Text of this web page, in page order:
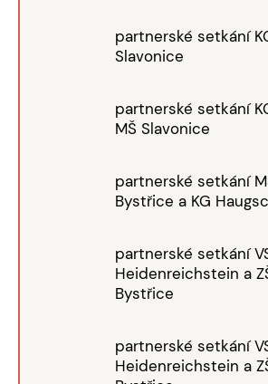
partnerské setkání
Slavonice
partnerské setkání
MŠ Slavonice
partnerské setkání
Bystřice a KG
partnerské setkání
Heidenreichstein a
Bystřice
partnerské setkání
Heidenreichstein a